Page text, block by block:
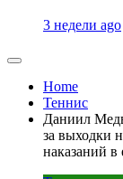
3 недели ago
Home
Теннис
Даниил
за выходки
наказаний